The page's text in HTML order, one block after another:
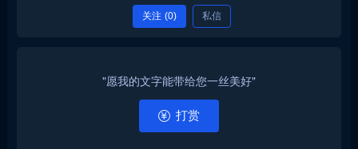
关注 (0) 私信
"愿我的文字能带给您一丝美好"
打赏